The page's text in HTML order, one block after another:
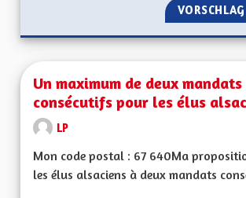
Un maximum de deux mandats
consécutifs pour les élus
LP
Mon code postal : 67 640Ma
les élus alsaciens à deux mandats